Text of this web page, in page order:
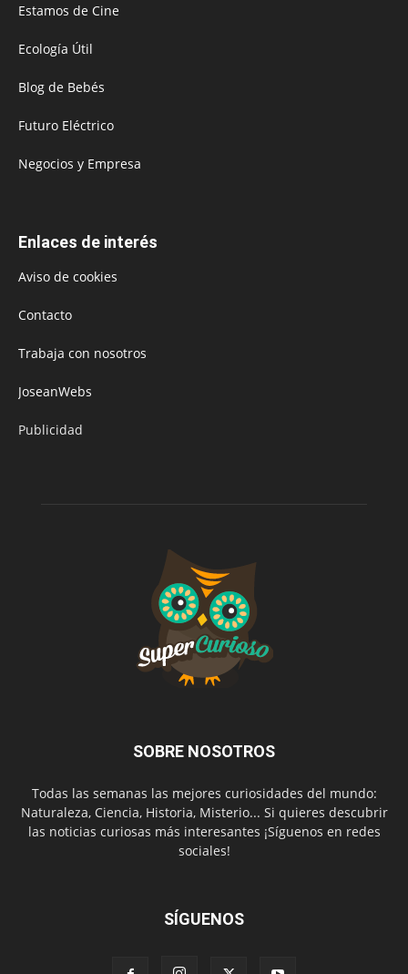
Estamos de Cine
Ecología Útil
Blog de Bebés
Futuro Eléctrico
Negocios y Empresa
Enlaces de interés
Aviso de cookies
Contacto
Trabaja con nosotros
JoseanWebs
Publicidad
SOBRE NOSOTROS
Todas las semanas las mejores curiosidades del mundo:
Naturaleza, Ciencia, Historia, Misterio... Si quieres descubrir
las noticias curiosas más interesantes ¡Síguenos en redes
sociales!
SÍGUENOS